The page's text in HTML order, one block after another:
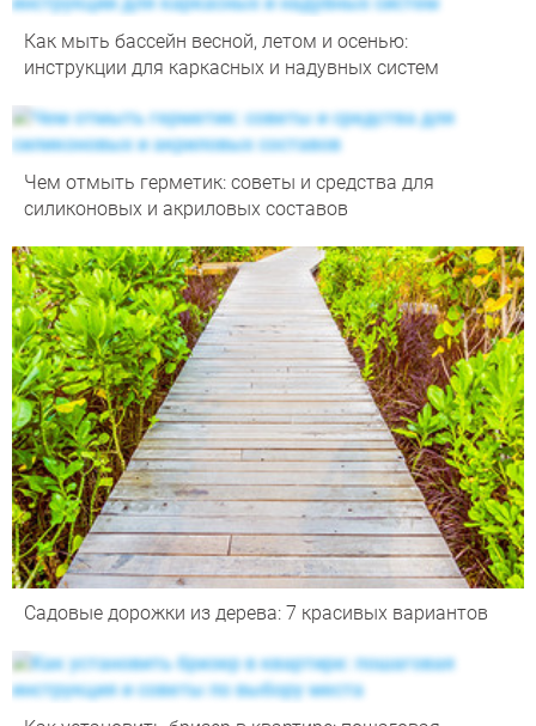
Как мыть бассейн весной, летом и осенью:
инструкции для каркасных и надувных систем
Чем отмыть герметик: советы и средства для
силиконовых и акриловых составов
Садовые дорожки из дерева: 7 красивых вариантов